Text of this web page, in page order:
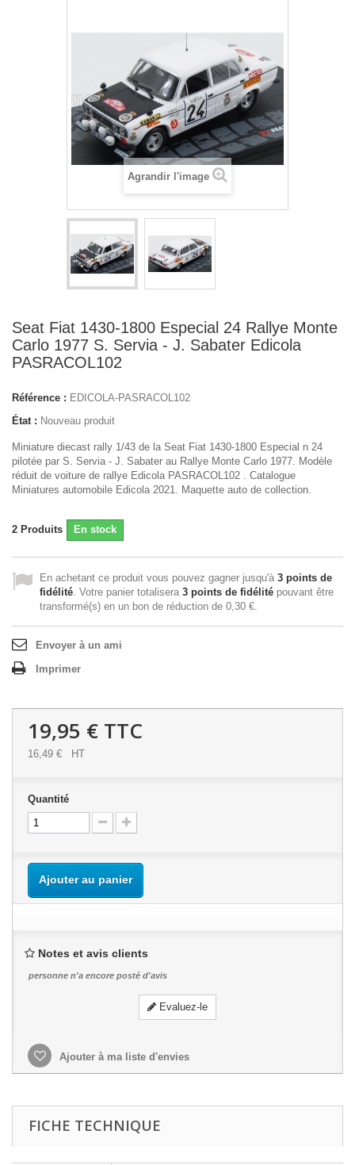
Agrandir l'image
Seat Fiat 1430-1800 Especial 24 Rallye Monte
Carlo 1977 S. Servia - J. Sabater Edicola
PASRACOL102
Référence : EDICOLA-PASRACOL102
État : Nouveau produit
Miniature diecast rally 1/43 de la Seat Fiat 1430-1800 Especial n 24
pilotée par S. Servia - J. Sabater au Rallye Monte Carlo 1977. Modèle
réduit de voiture de rallye Edicola PASRACOL102 . Catalogue
Miniatures automobile Edicola 2021. Maquette auto de collection.
2 Produits En stock
En achetant ce produit vous pouvez gagner jusqu'à 3 points de
fidélité. Votre panier totalisera 3 points de fidélité pouvant être
transformé(s) en un bon de réduction de 0,30 €.
Envoyer à un ami
Imprimer
19,95 € TTC
16,49 € HT
Quantité
Ajouter au panier
Notes et avis clients
personne n'a encore posté d'avis
Evaluez-le
Ajouter à ma liste d'envies
FICHE TECHNIQUE